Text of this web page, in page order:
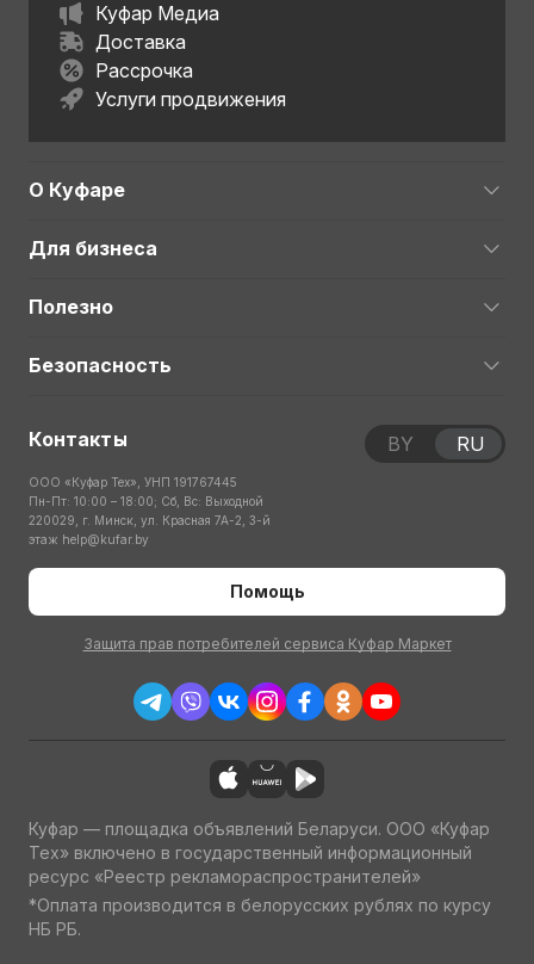
Куфар Медиа
Доставка
Рассрочка
Услуги продвижения
О Куфаре
Для бизнеса
Полезно
Безопасность
Контакты
ООО «Куфар Тех», УНП 191767445
Пн-Пт: 10:00 – 18:00; Сб, Вс: Выходной
220029, г. Минск, ул. Красная 7А-2, 3-й
этаж help@kufar.by
Помощь
Защита прав потребителей сервиса Куфар Маркет
BY RU
Куфар — площадка объявлений Беларуси. ООО «Куфар
Тех» включено в государственный информационный
ресурс «Реестр рекламораспространителей»
*Оплата производится в белорусских рублях по курсу
НБ РБ.